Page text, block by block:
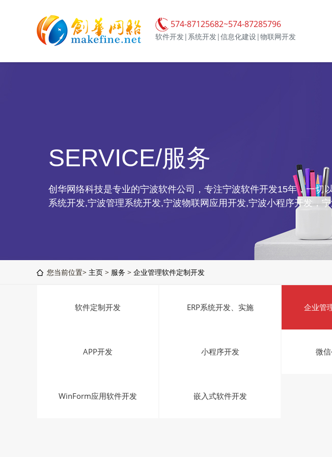
574-87125682~574-87285796
软件开发|系统开发|信息化建设|物联网开发
SERVICE/服务
创华网络科技是专业的宁波软件公司，专注宁波软件开发15年，一
系统开发,宁波管理系统开发,宁波物联网应用开发,宁波小程序开发，
您当前位置> 主页 > 服务 > 企业管理软件定制开发
软件定制开发 ERP系统开发、实施 企业管
APP开发 小程序开发 微
WinForm应用软件开发 嵌入式软件开发